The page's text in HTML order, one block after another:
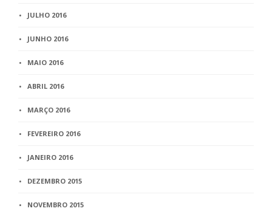
JULHO 2016
JUNHO 2016
MAIO 2016
ABRIL 2016
MARÇO 2016
FEVEREIRO 2016
JANEIRO 2016
DEZEMBRO 2015
NOVEMBRO 2015